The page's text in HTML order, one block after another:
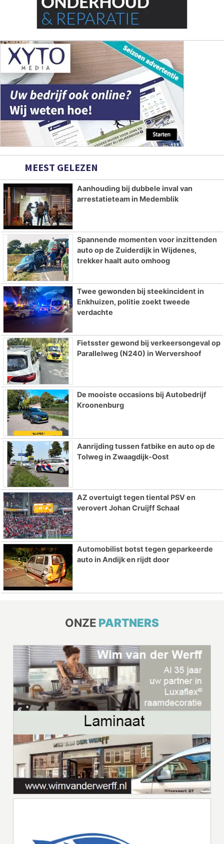
MEEST GELEZEN
Aanhouding bij dubbele inval van
arrestatieteam in Medemblik
Spannende momenten voor inzittenden
auto op de Zuiderdijk in Wijdenes,
trekker haalt auto omhoog
Twee gewonden bij steekincident in
Enkhuizen, politie zoekt tweede
verdachte
Fietsster gewond bij verkeersongeval op
Parallelweg (N240) in Wervershoof
De mooiste occasions bij Autobedrijf
Kroonenburg
Aanrijding tussen fatbike en auto op de
Tolweg in Zwaagdijk-Oost
AZ overtuigt tegen tiental PSV en
verovert Johan Cruijff Schaal
Automobilist botst tegen geparkeerde
auto in Andijk en rijdt door
ONZE PARTNERS